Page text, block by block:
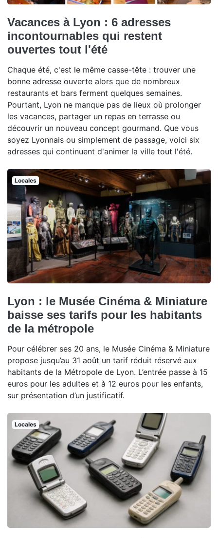
Vacances à Lyon : 6 adresses
incontournables qui restent
ouvertes tout l'été
Chaque été, c'est le même casse-tête : trouver une
bonne adresse ouverte alors que de nombreux
restaurants et bars ferment quelques semaines.
Pourtant, Lyon ne manque pas de lieux où prolonger
les vacances, partager un repas en terrasse ou
découvrir un nouveau concept gourmand. Que vous
soyez Lyonnais ou simplement de passage, voici six
adresses qui continuent d'animer la ville tout l'été.
Locales
Lyon : le Musée Cinéma & Miniature
baisse ses tarifs pour les habitants
de la métropole
Pour célébrer ses 20 ans, le Musée Cinéma & Miniature
propose jusqu’au 31 août un tarif réduit réservé aux
habitants de la Métropole de Lyon. L’entrée passe à 15
euros pour les adultes et à 12 euros pour les enfants,
sur présentation d’un justificatif.
Locales